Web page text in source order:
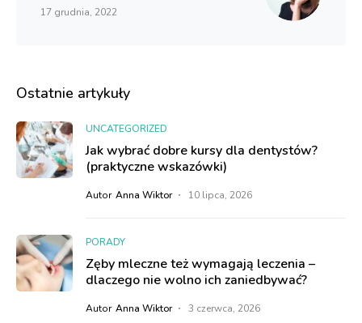
17 grudnia, 2022
Ostatnie artykuły
UNCATEGORIZED
Jak wybrać dobre kursy dla dentystów?
(praktyczne wskazówki)
Autor Anna Wiktor 10 lipca, 2026
PORADY
Zęby mleczne też wymagają leczenia –
dlaczego nie wolno ich zaniedbywać?
Autor Anna Wiktor 3 czerwca, 2026